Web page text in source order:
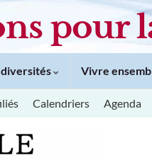
pour
diversités Vivre
Calendriers Agenda